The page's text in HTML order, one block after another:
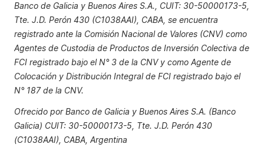
Banco de Galicia y Buenos Aires S.A., CUIT: 30-50000173-5,
Tte. J.D. Perón 430 (C1038AAI), CABA, se encuentra
registrado ante la Comisión Nacional de Valores (CNV) como
Agentes de Custodia de Productos de Inversión Colectiva de
FCI registrado bajo el N° 3 de la CNV y como Agente de
Colocación y Distribución Integral de FCI registrado bajo el
N° 187 de la CNV.
Ofrecido por Banco de Galicia y Buenos Aires S.A. (Banco
Galicia) CUIT: 30-50000173-5, Tte. J.D. Perón 430
(C1038AAI), CABA, Argentina